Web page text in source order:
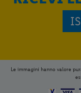
Le immagini hanno valore